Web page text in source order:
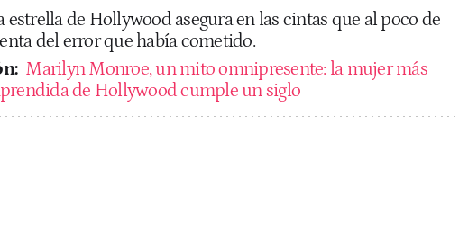
estrella de Hollywood asegura en las cintas que al poco de
del error que había cometido.
Marilyn Monroe, un mito omnipresente: la mujer más
de Hollywood cumple un siglo